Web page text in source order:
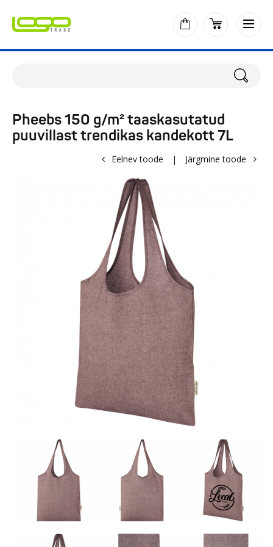
Pheebs 150 g/m² taaskasutatud
puuvillast trendikas kandekott 7L
Eelnev toode | Järgmine toode